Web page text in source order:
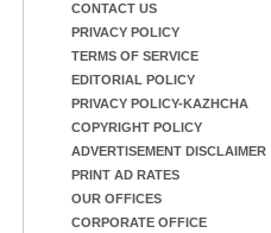
CONTACT US
PRIVACY POLICY
TERMS OF SERVICE
EDITORIAL POLICY
PRIVACY POLICY-KAZHCHA
COPYRIGHT POLICY
ADVERTISEMENT DISCLAIMER
PRINT AD RATES
OUR OFFICES
CORPORATE OFFICE